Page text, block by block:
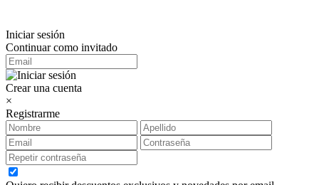
Iniciar sesión
Continuar como invitado
Crear una cuenta
×
Registrarme